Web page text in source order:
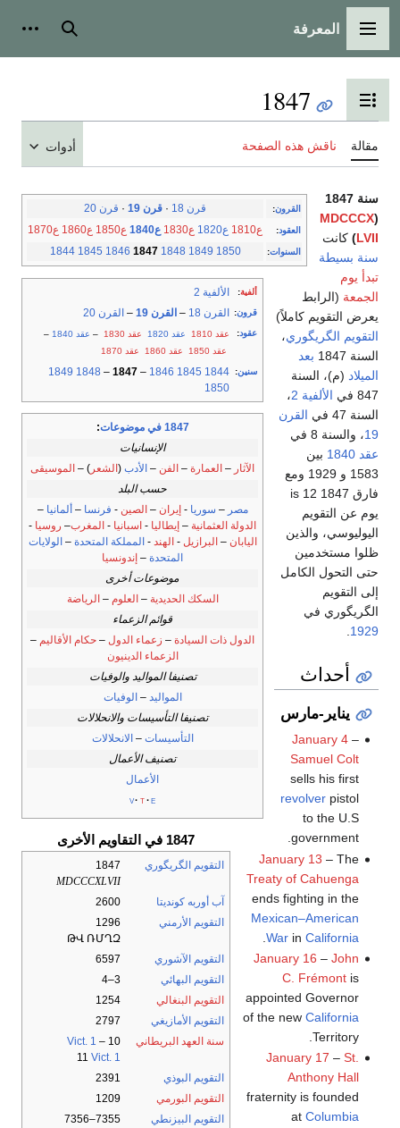
القائمة الرئيسية
المعرفة بحث
تبديل عرض جدول المحتويات
1847
مقالة ناقش هذه الصفحة أدوات
القرون: قرن 18 · قرن 19 · قرن 20
العقود: ع1810 ع1820 ع1830 ع1840 ع1850 ع1860 ع1870
السنوات:
1844 1845 1846 1847 1848 1849 1850
ألفية: الألفية 2
قرون: القرن 18 – القرن 19 – القرن 20
عقود: عقد 1810 عقد 1820 عقد 1830 – عقد 1840
–
عقد 1850
عقد 1860 عقد 1870
سنين:
1844
1845
1846
–
1847
–
1848
1849
1850
1847 في موضوعات
:
الإنسانيات
الآثار – العمارة – الفن – الأدب (الشعر ) – الموسيقى
حسب البلد
مصر – سوريا -إيران –الصين - فرنسا –ألمانيا –
الدولة العثمانية – إيطاليا - اسبانيا - المغرب– روسيا -
اليابان –البرازيل -الهند -المملكة المتحدة –الولايات
المتحدة – إندونسيا
موضوعات أخرى
السكك الحديدية –العلوم –الرياضة
قوائم الزعماء
الدول ذات السيادة – زعماء الدول – حكام الأقاليم –
الزعماء الدينيون
تصنيفا المواليد والوفيات
المواليد –الوفيات
تصنيفا التأسيسات والانحلالات
التأسيسات –الانحلالات
تصنيف الأعمال
الأعمال
v t e
1847 في التقاويم الأخرى
التقويم الگريگوري
1847
MDCCCXLVII
آب أوربه كونديتا
2600
التقويم الأرمني
1296
ԹՎ ՌՄՂԶ
التقويم الآشوري
6597
التقويم البهائي
3–4
التقويم البنغالي
1254
التقويم الأمازيغي
2797
سنة العهد البريطاني
10
Vict. 1 –
11 Vict. 1
التقويم البوذي
2391
التقويم البورمي
1209
التقويم البيزنطي
7355–7356
سنة 1847
(
MDCCCX
LVII
) كانت
سنة بسيطة
تبدأ يوم
الجمعة (الرابط
يعرض التقويم كاملاً)
التقويم الگريگوري،
السنة 1847
بعد
الميلاد (م)، السنة
847 في
الألفية 2
،
السنة 47 في
القرن
19، والسنة 8 في
عقد 1840
بين
1583 و 1929 ومع
فارق 1847 is 12
يوم عن التقويم
اليوليوسي، والذين
ظلوا مستخدمين
حتى التحول الكامل
إلى التقويم
الگريگوري في
1929
أحداث
يناير-مارس
January 4–
Samuel Colt
sells his first
revolverpistol
to the U.S
government.
January 13 – The
Treaty of Cahuenga
ends fighting in the
Mexican–American
Warin California
January 16 – John
C. Frémontis
appointed Governor
of the new California
Territory.
January 17 – St.
Anthony Hall
fraternity is founded
at Columbia